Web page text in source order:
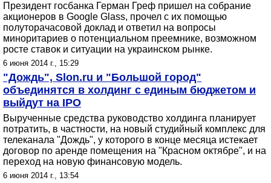
Президент госбанка Герман Греф пришел на собрание
акционеров в Google Glass, прочел с их помощью
полуторачасовой доклад и ответил на вопросы
миноритариев о потенциальном преемнике, возможном
росте ставок и ситуации на украинском рынке.
6 июня 2014 г., 15:29
"Дождь", Slon.ru и "Большой город"
объединятся в холдинг с единым бюджетом и
выйдут на IPO
Вырученные средства руководство холдинга планирует
потратить, в частности, на новый студийный комплекс для
телеканала "Дождь", у которого в конце месяца истекает
договор по аренде помещения на "Красном октябре", и на
переход на новую финансовую модель.
6 июня 2014 г., 13:54